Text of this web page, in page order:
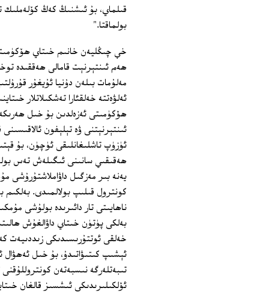
قىلماي، بۇ ئىشنىڭ كەڭ كۆلەملىك
بولماقتا."
خې چىڭليەن خانىم خىتاي
ھەم ئىنتېرنېت قامالى ھەققىدە
مەلۇمات بىلەن دۇنيا ئۇيغۇر
ئەلۋەتتە خەلقئارا تەشكىلاتلار
ھۆكۈمىتى ئەزەلدىن بۇ خىل
ئىنتېرنېتنى ۋە تېلېفون
ئۈزۈپ تاشلىغانلىقى ئۈچۈن، بۇ
ھەقىقىي سانىنى ئىگىلەش تەس
يەنە بىر مەزگىل داۋاملاشتۇرۇشى
كونترول قىلىپ بولالمىدى. بەلكىم
ناھايىتى تار دائىرىدە بولۇشى
بەلكى پۈتۈن خىتاي داۋالغۇش
خەلقى ئوتتۇرىسىدىكى زىددىيەت
ئېشىپ كىتىۋاتىدۇ، بۇ خىل
تىبەتلەرگە نىسبەتەن
ئۆلكىلىرىدىكى ئىشسىز قالغان